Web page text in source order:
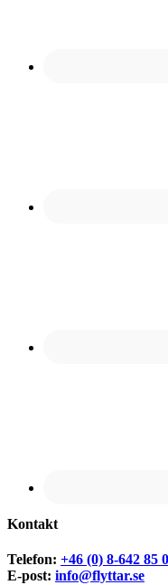
Kontakt
Telefon: +46 (0) 8-642 85
E-post: info@flyttar.se